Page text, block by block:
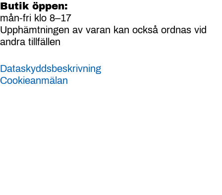
Butik öppen:
mån-fri klo 8–17
Upphämtningen av varan kan också ordnas vid
andra tillfällen
Dataskyddsbeskrivning
Cookieanmälan